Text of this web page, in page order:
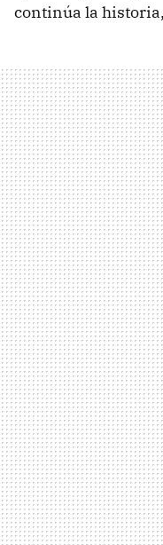
continúa la